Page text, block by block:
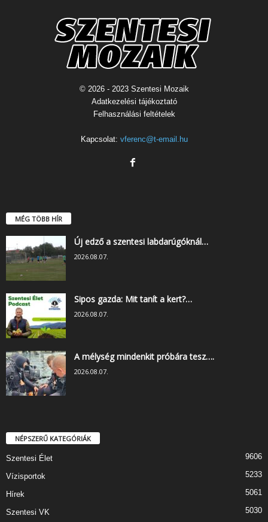
© 2026 - 2023 Szentesi Mozaik
Adatkezelési tájékoztató
Felhasználási feltételek
Kapcsolat: vferenc@t-email.hu
MÉG TÖBB HÍR
Új edző a szentesi labdarúgóknál…
2026.08.07.
Sipos gazda: Mit tanít a kert?…
2026.08.07.
A mélység mindenkit próbára tesz….
2026.08.07.
NÉPSZERŰ KATEGÓRIÁK
Szentesi Élet 9606
Vízisportok 5233
Hírek 5061
Szentesi VK 5030